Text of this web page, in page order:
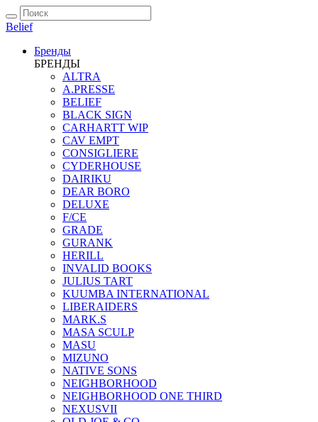
Belief
Бренды
БРЕНДЫ
ALTRA
A.PRESSE
BELIEF
BLACK SIGN
CARHARTT WIP
CAV EMPT
CONSIGLIERE
CYDERHOUSE
DAIRIKU
DEAR BORO
DELUXE
F/CE
GRADE
GURANK
HERILL
INVALID BOOKS
JULIUS TART
KUUMBA INTERNATIONAL
LIBERAIDERS
MARK.S
MASA SCULP
MASU
MIZUNO
NATIVE SONS
NEIGHBORHOOD
NEIGHBORHOOD ONE THIRD
NEXUSVII